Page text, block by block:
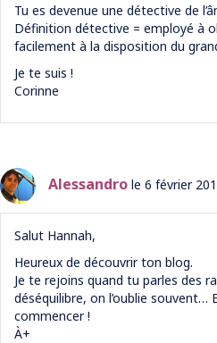
Tu es devenue une détective de
Définition détective = employé à
facilement à la disposition du
Je te suis !
Corinne
Alessandro le 6 février
Salut Hannah,
Heureux de découvrir ton blog.
Je te rejoins quand tu parles des
déséquilibre, on l’oublie souvent…
commencer !
À+